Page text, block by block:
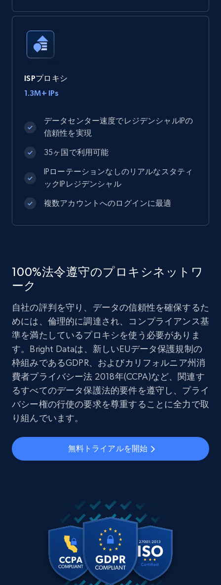
ISPプロキシ
1.3M+ IPs
データセンター速度でレジデンシャルIPの
信頼性を実現
35ヶ国で利用可能
IPローテーションなしのリアルなスタティ
ックIPレジデンシャル
複数アカウントへのログインに最適
100%法令遵守のプロキシネットワ
ーク
自社の評判を守り、データの信頼性を確保するた
めには、倫理的に調達され、コンプライアンス基
準を満たしているプロキシを使う必要がありま
す。Bright Dataは、新しいEUデータ保護規制の
枠組みであるGDPR、およびカリフォルニア州消
費者プライバシー法 2018年(CCPA)など、関連す
るすべてのデータ保護法的要件を遵守し、プライ
バシー権の行使の要求を尊重することに全力で取
り組んでいます。
無料トライアルを開始